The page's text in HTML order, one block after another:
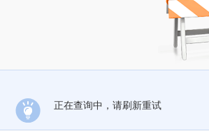
正在查询中，请刷新重试